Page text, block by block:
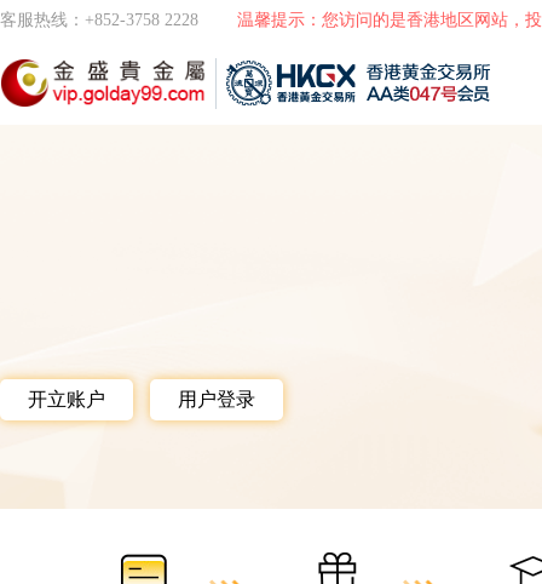
客服热线：+852-3758 2228 温馨提示：您访问的是香港地区网站，
开立账户 用户登录